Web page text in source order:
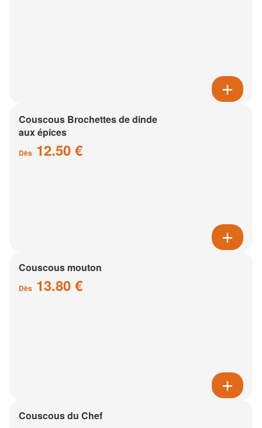
Couscous Brochettes de dinde
aux épices
Dès 12.50 €
Couscous mouton
Dès 13.80 €
Couscous du Chef